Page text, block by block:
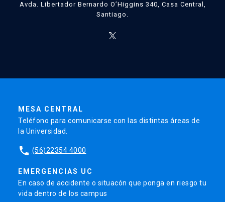
Avda. Libertador Bernardo O’Higgins 340, Casa Central,
Santiago.
MESA CENTRAL
Teléfono para comunicarse con las distintas áreas de
la Universidad.
phone (56)22354 4000
EMERGENCIAS UC
En caso de accidente o situacón que ponga en riesgo tu
vida dentro de los campus